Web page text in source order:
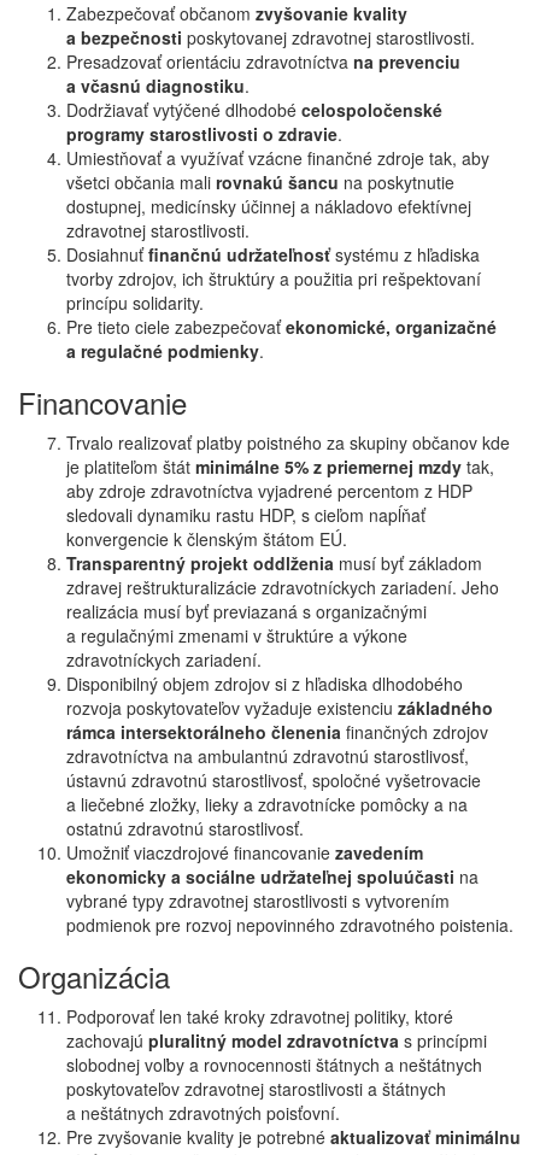
Zabezpečovať občanom zvyšovanie kvality
a bezpečnosti poskytovanej zdravotnej starostlivosti.
Presadzovať orientáciu zdravotníctva na prevenciu
a včasnú diagnostiku.
Dodržiavať vytýčené dlhodobé celospoločenské
programy starostlivosti o zdravie.
Umiestňovať a využívať vzácne finančné zdroje tak, aby
všetci občania mali rovnakú šancu na poskytnutie
dostupnej, medicínsky účinnej a nákladovo efektívnej
zdravotnej starostlivosti.
Dosiahnuťfinančnú udržateľnosťsystému z hľadiska
tvorby zdrojov, ich štruktúry a použitia pri rešpektovaní
princípu solidarity.
Pre tieto ciele zabezpečovaťekonomické, organizačné
a regulačné podmienky.
Financovanie
Trvalo realizovať platby poistného za skupiny občanov kde
je platiteľom štát minimálne 5% z priemernej mzdy tak,
aby zdroje zdravotníctva vyjadrené percentom z HDP
sledovali dynamiku rastu HDP, s cieľom napĺňať
konvergencie k členským štátom EÚ.
Transparentný projekt oddlženia musí byť základom
zdravej reštrukturalizácie zdravotníckych zariadení. Jeho
realizácia musí byť previazaná s organizačnými
a regulačnými zmenami v štruktúre a výkone
zdravotníckych zariadení.
Disponibilný objem zdrojov si z hľadiska dlhodobého
rozvoja poskytovateľov vyžaduje existenciu základného
rámca intersektorálneho členenia finančných zdrojov
zdravotníctva na ambulantnú zdravotnú starostlivosť,
ústavnú zdravotnú starostlivosť, spoločné vyšetrovacie
a liečebné zložky, lieky a zdravotnícke pomôcky a na
ostatnú zdravotnú starostlivosť.
Umožniť viaczdrojové financovanie zavedením
ekonomicky a sociálne udržateľnej spoluúčasti na
vybrané typy zdravotnej starostlivosti s vytvorením
podmienok pre rozvoj nepovinného zdravotného poistenia.
Organizácia
Podporovať len také kroky zdravotnej politiky, ktoré
zachovajú pluralitný model zdravotníctva s princípmi
slobodnej voľby a rovnocennosti štátnych a neštátnych
poskytovateľov zdravotnej starostlivosti a štátnych
a neštátnych zdravotných poisťovní.
Pre zvyšovanie kvality je potrebné aktualizovať minimálnu